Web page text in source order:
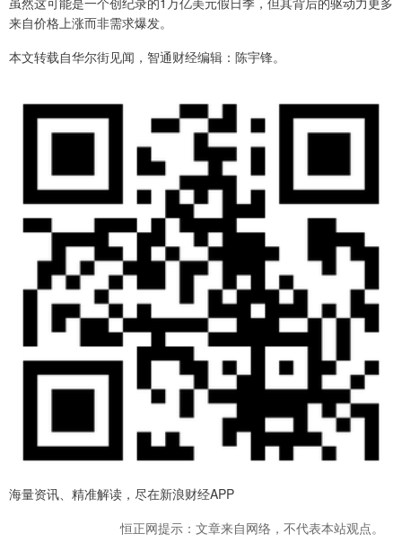
来自价格上涨而非需求爆发。
本文转载自华尔街见闻，智通财经编辑：陈宇锋。
海量资讯、精准解读，尽在新浪财经APP
恒正网提示：文章来自网络，不代表本站观点。